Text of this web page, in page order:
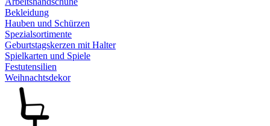
Bekleidung
Hauben und Schürzen
Spezialsortimente
Geburtstagskerzen mit Halter
Spielkarten und Spiele
Festutensilien
Weihnachtsdekor